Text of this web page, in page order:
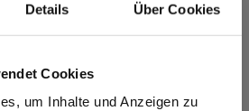
Details Über Cookies
Cookies
um Inhalte und Anzeigen zu